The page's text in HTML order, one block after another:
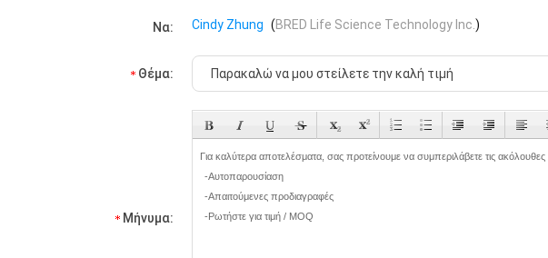
Να: Cindy Zhung (BRED Life Science Technology Inc. )
Θέμα:
Μήνυμα: